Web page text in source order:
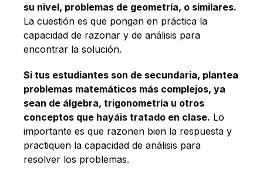
su nivel, problemas de geometría, o similares.
La cuestión es que pongan en práctica la
capacidad de razonar y de análisis para
encontrar la solución.
Si tus estudiantes son de secundaria, plantea
problemas matemáticos más complejos, ya
sean de álgebra, trigonometría u otros
conceptos que hayáis tratado en clase. Lo
importante es que razonen bien la respuesta y
practiquen la capacidad de análisis para
resolver los problemas.